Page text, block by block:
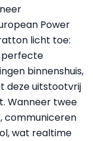
Power
licht toe:
perfecte
binnenshuis,
deze uitstootvrij
Wanneer twee
communiceren
wat realtime